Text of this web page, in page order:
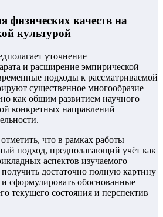
физических качеств на
культурой
уточнение
и расширение эмпирической
подходы к рассматриваемой
существенное многообразие
как общим развитием научного
конкретных направлений
что в рамках работы
подход, предполагающий учёт как
аспектов изучаемого
достаточно полную картину
сформулировать обоснованные
текущего состояния и перспектив